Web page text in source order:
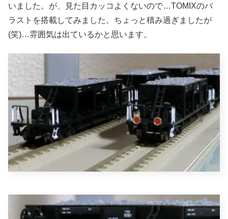
いました。が、見た目カッコよくないので…TOMIXのバ
ラストを搭載してみました。ちょっと積み過ぎましたが
(笑)…雰囲気は出ているかと思います。